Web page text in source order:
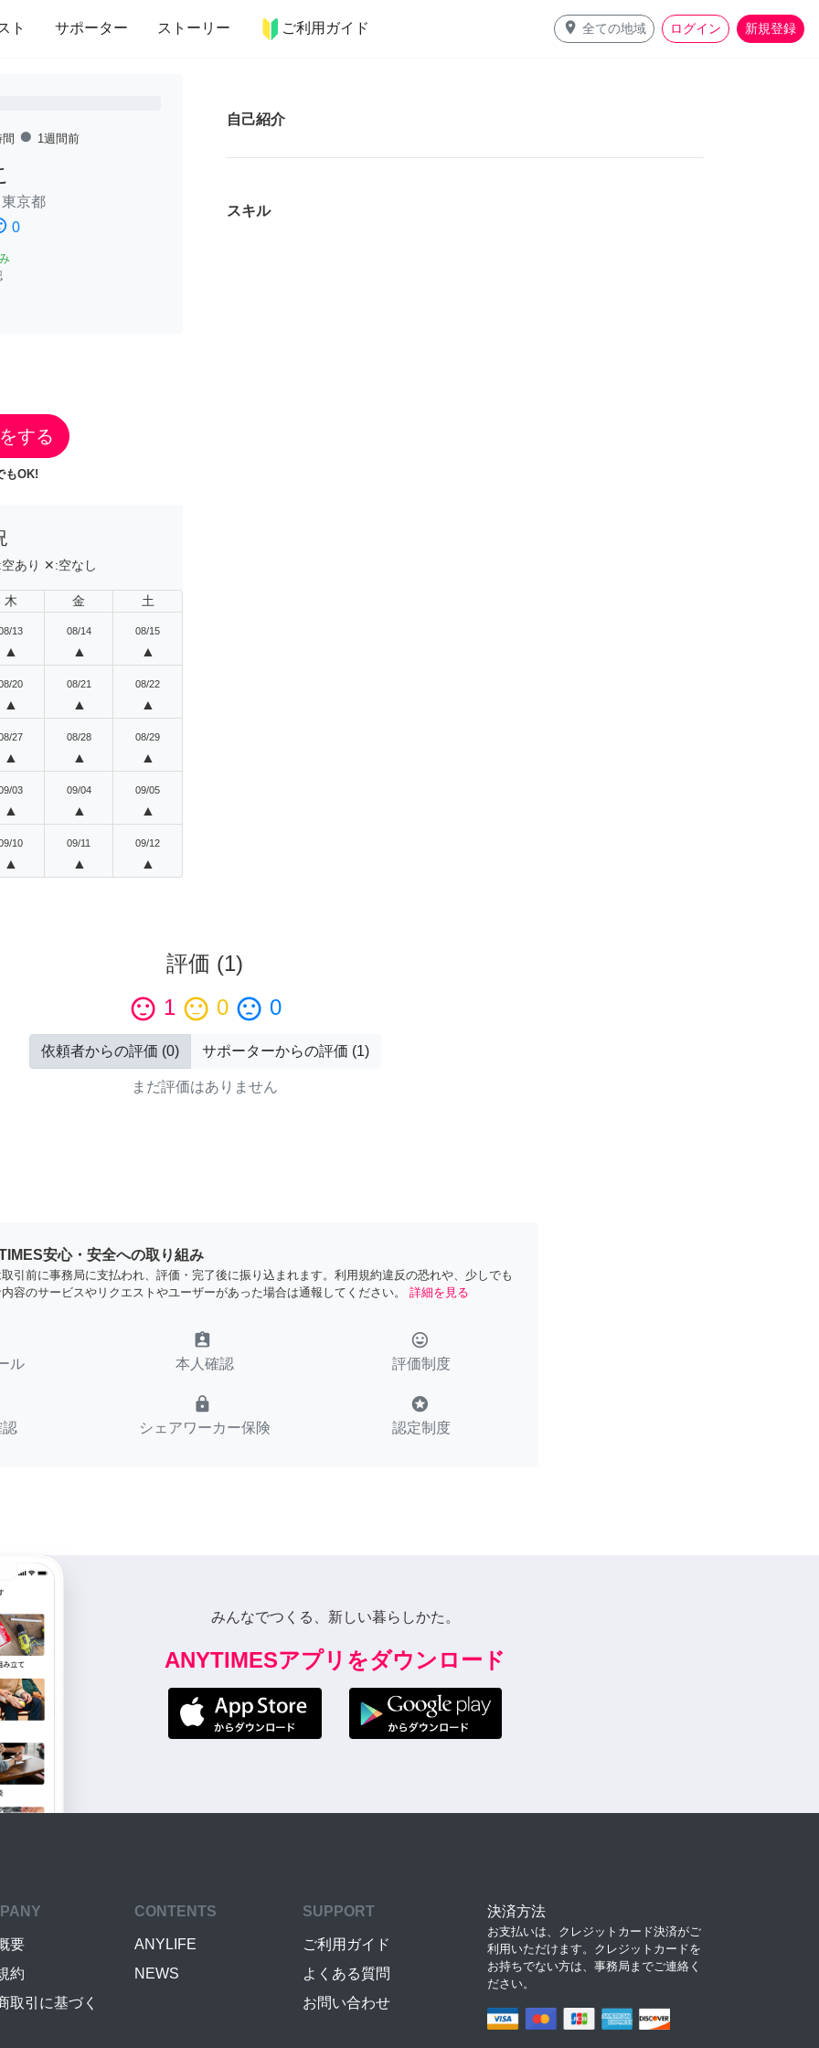
ト サポーター ストーリー ご利用ガイド place 全ての地域 ログイン 新規登録
インテリア 趣味・習い事 ペット 料理
fiber_manual_record 1週間前
東京都
0
する
もOK!
空あり ✕:空なし
木 金 土
13
▲
08/14
▲
08/15
▲
20
▲
08/21
▲
08/22
▲
27
▲
08/28
▲
08/29
▲
03
▲
09/04
▲
09/05
▲
10
▲
09/11
▲
09/12
▲
自己紹介
スキル
評価 (1)
sentiment_satisfied 1 sentiment_neutral 0 sentiment_dissatisfied 0
依頼者からの評価 (0) サポーターからの評価 (1)
まだ評価はありません
安心・安全への取り組み
引前に事務局に支払われ、評価・完了後に振り込まれます。利用規約違反の恐れや、少しでも
容のサービスやリクエストやユーザーがあった場合は通報してください。
詳細を見る
ル
assignment_ind
本人確認
tag_faces
評価制度
lock
シェアワーカー保険
stars
認定制度
みんなでつくる、新しい暮らしかた。
ANYTIMESアプリをダウンロード
要
約
取引に基づく
CONTENTS
ANYLIFE
NEWS
SUPPORT
ご利用ガイド
よくある質問
お問い合わせ
決済方法
お支払いは、クレジットカード決済がご
利用いただけます。クレジットカードを
お持ちでない方は、事務局までご連絡く
ださい。